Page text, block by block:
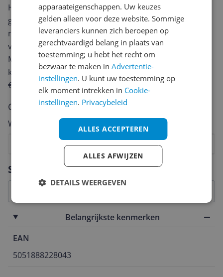
Specificaties
Belangrijkste kenmerken
EAN
5051888228043
Heb jij dit product in bezit en wil je graag je mening
geven? Start dan hieronder met het schrijven van je
review. Afhankelijk van de details duurt het schrijven
van een review gemiddeld tussen de 3 en 10 minuten.
Met jouw mening help je andere bezoekers een betere
keuze te maken én maak je iedere maand kans op
€250,-!
Klik hier voor de actievoorwaarden.
Cijfer
Welk cijfer geef jij dit product?
8
7
6
5
4
Vraag 1 van 4
apparaateigenschappen. Uw keuzes
gelden alleen voor deze website. Sommige
leveranciers kunnen zich beroepen op
gerechtvaardigd belang in plaats van
toestemming; u hebt het recht om
bezwaar te maken inAdvertentie-
instellingen. U kunt uw toestemming op
elk moment intrekken in Cookie-
instellingen. Privacybeleid
ALLES ACCEPTEREN
ALLES AFWIJZEN
DETAILS WEERGEVEN